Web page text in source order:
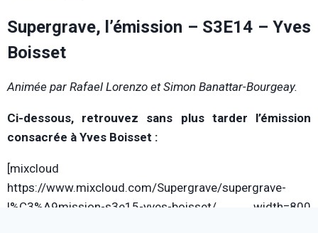
Supergrave, l’émission – S3E14 – Yves
Boisset
Animée par Rafael Lorenzo et Simon Banattar-Bourgeay.
Ci-dessous, retrouvez sans plus tarder l’émission
consacrée à Yves Boisset :
[mixcloud
https://www.mixcloud.com/Supergrave/supergrave-
l%C3%A9mission-s3e15-yves-boisset/ width=800